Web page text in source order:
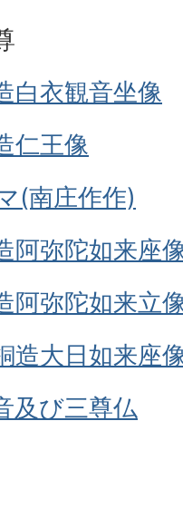
白衣観音坐像
仁王像
(南庄作作)
阿弥陀如来座
阿弥陀如来立
造大日如来座
及び三尊仏